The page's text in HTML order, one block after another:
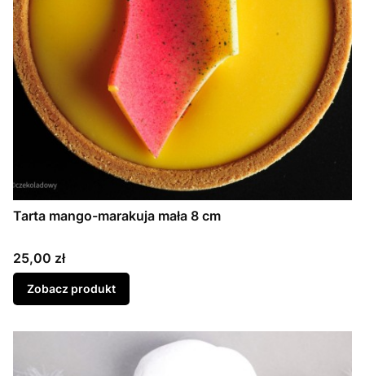
Tarta mango-marakuja mała 8 cm
Cena
25,00 zł
Zobacz produkt